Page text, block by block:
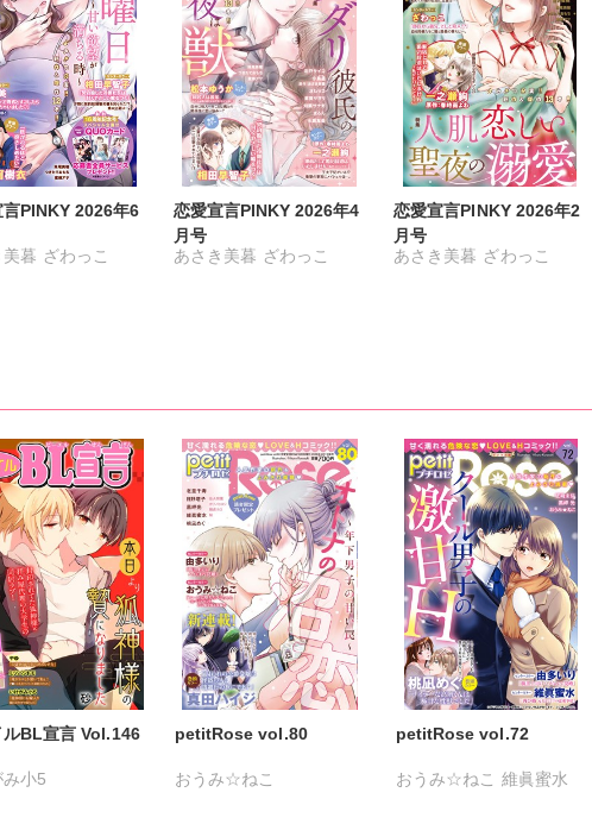
PINKY 2026年6
暮 ざわっこ
ガ 長谷河樹衣
ゆ 妹尾美穂
ヤ 春時雨よわ
おかざき瞳
恋愛宣言PINKY 2026年4
月号
あさき美暮 ざわっこ
相田早智子 知葉サナガ
妹尾美穂 蜜蜂アヤ
六原ミッカ 春時雨よわ
芳乃カオル 伊藤悶
恋愛宣言PINKY 2026年2
月号
あさき美暮 ざわっこ
知葉サナガ 望月蜜桃
妹尾美穂 蜜蜂アヤ
紅ヶ屋 春時雨よわ
緒形裕美 竹中ゆかり
ルBL宣言 Vol.146
小5
petitRose vol.80
おうみ☆ねこ
petitRose vol.72
おうみ☆ねこ 維眞蜜水